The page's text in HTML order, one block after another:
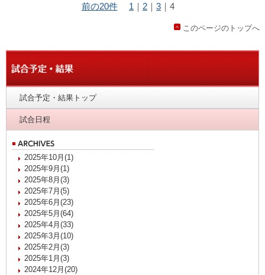
前の20件 1 ｜ 2｜ 3｜ 4
このページのトップへ
試合予定・結果トップ
試合日程
2025年10月(1)
2025年9月(1)
2025年8月(3)
2025年7月(5)
2025年6月(23)
2025年5月(64)
2025年4月(33)
2025年3月(10)
2025年2月(3)
2025年1月(3)
2024年12月(20)